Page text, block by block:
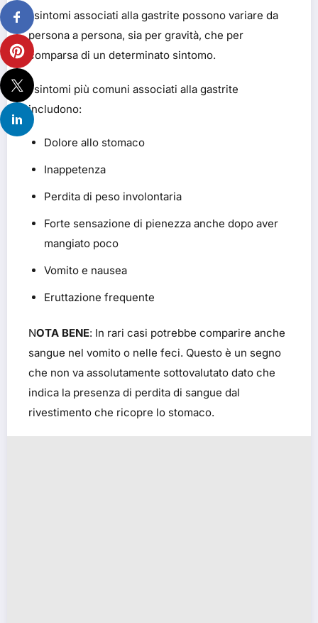
I sintomi associati alla gastrite possono variare da
persona a persona, sia per gravità, che per
comparsa di un determinato sintomo.
I sintomi più comuni associati alla gastrite
includono:
Dolore allo stomaco
Inappetenza
Perdita di peso involontaria
Forte sensazione di pienezza anche dopo aver
mangiato poco
Vomito e nausea
Eruttazione frequente
NOTA BENE: In rari casi potrebbe comparire anche
sangue nel vomito o nelle feci. Questo è un segno
che non va assolutamente sottovalutato dato che
indica la presenza di perdita di sangue dal
rivestimento che ricopre lo stomaco.